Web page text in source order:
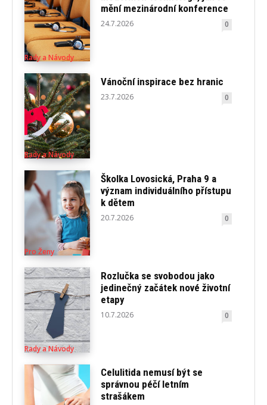
Rady a Návody
mění mezinárodní konference
24.7.2026 0
Rady a Návody
Vánoční inspirace bez hranic
23.7.2026 0
Pro Ženy
Školka Lovosická, Praha 9 a
význam individuálního přístupu
k dětem
20.7.2026 0
Rady a Návody
Rozlučka se svobodou jako
jedinečný začátek nové životní
etapy
10.7.2026 0
Celulitida nemusí být se
správnou péčí letním
strašákem